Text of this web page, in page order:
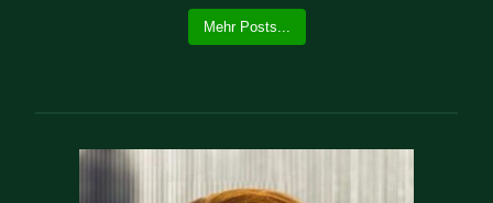
Mehr Posts...